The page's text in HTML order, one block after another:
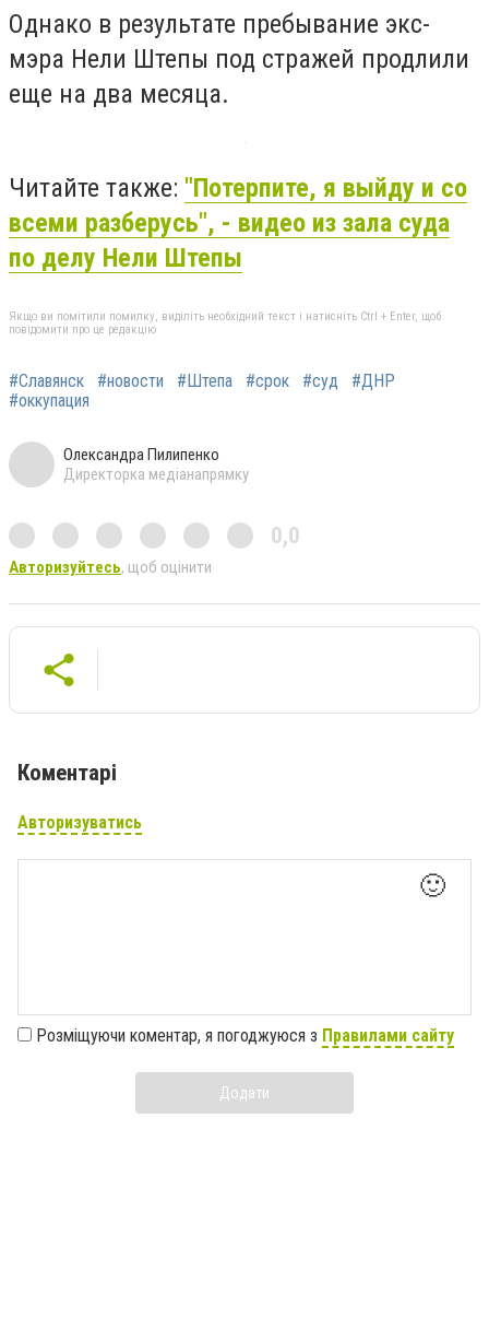
Однако в результате пребывание экс-
мэра Нели Штепы под стражей продлили
еще на два месяца.
Читайте также: "Потерпите, я выйду и со
всеми разберусь", - видео из зала суда
по делу Нели Штепы
Якщо ви помітили помилку, виділіть необхідний текст і натисніть Ctrl + Enter, щоб
повідомити про це редакцію
#Славянск #новости #Штепа #срок #суд
#ДНР
#оккупация
Олександра Пилипенко
Директорка медіанапрямку
0,0
Авторизуйтесь, щоб оцінити
Коментарі
Авторизуватись
🙂
Розміщуючи коментар, я погоджуюся з Правилами сайту
Додати